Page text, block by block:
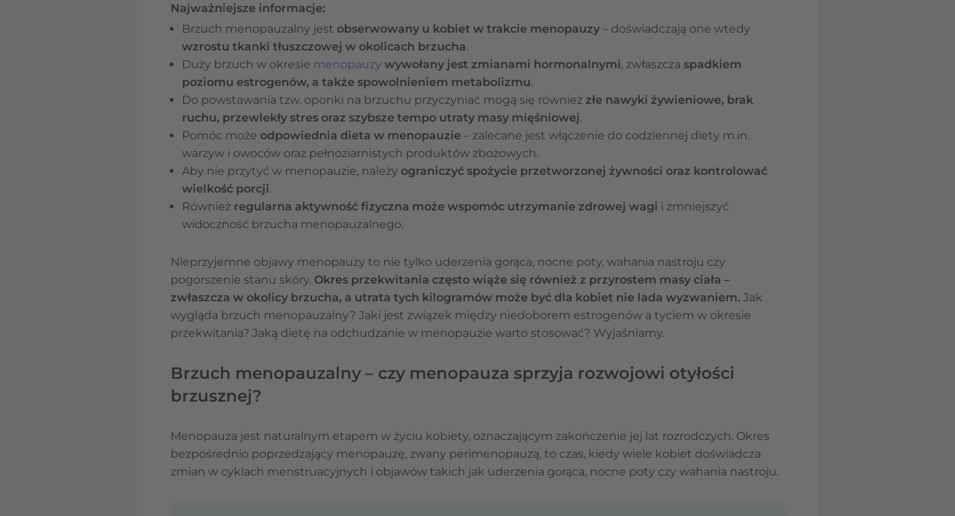
Najważniejsze informacje:
Brzuch menopauzalny jest obserwowany u kobiet w trakcie menopauzy – doświadczają one wtedy
wzrostu tkanki tłuszczowej w okolicach brzucha.
Duży brzuch w okresie menopauzy wywołany jest zmianami hormonalnymi, zwłaszcza spadkiem
poziomu estrogenów, a także spowolnieniem metabolizmu.
Do powstawania tzw. oponki na brzuchu przyczyniać mogą się również złe nawyki żywieniowe, brak
ruchu, przewlekły stres oraz szybsze tempo utraty masy mięśniowej.
Pomóc może odpowiednia dieta w menopauzie – zalecane jest włączenie do codziennej diety m.in.
warzyw i owoców oraz pełnoziarnistych produktów zbożowych.
Aby nie przytyć w menopauzie, należy ograniczyć spożycie przetworzonej żywności oraz kontrolować
wielkość porcji.
Również regularna aktywność fizyczna może wspomóc utrzymanie zdrowej wagi i zmniejszyć
widoczność brzucha menopauzalnego.
Nieprzyjemne objawy menopauzy to nie tylko uderzenia gorąca, nocne poty, wahania nastroju czy
pogorszenie stanu skóry. Okres przekwitania często wiąże się również z przyrostem masy ciała –
zwłaszcza w okolicy brzucha, a utrata tych kilogramów może być dla kobiet nie lada wyzwaniem. Jak
wygląda brzuch menopauzalny? Jaki jest związek między niedoborem estrogenów a tyciem w okresie
przekwitania? Jaką dietę na odchudzanie w menopauzie warto stosować? Wyjaśniamy.
Brzuch menopauzalny – czy menopauza sprzyja rozwojowi otyłości
brzusznej?
Menopauza jest naturalnym etapem w życiu kobiety, oznaczającym zakończenie jej lat rozrodczych. Okres
bezpośrednio poprzedzający menopauzę, zwany perimenopauzą, to czas, kiedy wiele kobiet doświadcza
zmian w cyklach menstruacyjnych i objawów takich jak uderzenia gorąca, nocne poty czy wahania nastroju.